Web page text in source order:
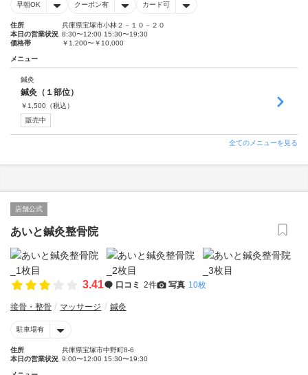
早朝OK クーポン有 カード可
住所
兵庫県宝塚市小林２－１０－２０
本日の営業状況 8:30〜12:00 15:30〜19:30
価格帯
￥1,200〜￥10,000
メニュー
鍼灸
鍼灸（１部位）
￥ 1,500 （税込）
販売中
全てのメニューを見る
店舗公式
あいと鍼灸整骨院
3.41 口コミ 2件 写真 10枚
接骨・整骨 マッサージ 鍼灸
駐車場有
住所
兵庫県宝塚市中野町8-6
本日の営業状況 9:00〜12:00 15:30〜19:30